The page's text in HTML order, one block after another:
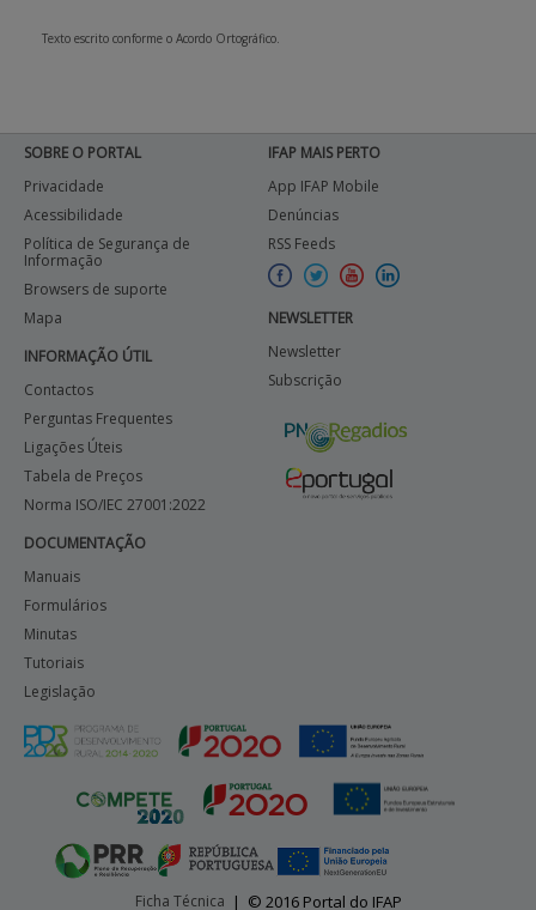
Texto escrito conforme o Acordo Ortográfico.
SOBRE O PORTAL
Privacidade
Acessibilidade
Política de Segurança de
Informação
Browsers de suporte
Mapa
INFORMAÇÃO ÚTIL
Contactos
Perguntas Frequentes
Ligações Úteis
Tabela de Preços
Norma ISO/IEC 27001:2022
DOCUMENTAÇÃO
Manuais
Formulários
Minutas
Tutoriais
Legislação
IFAP MAIS PERTO
App IFAP Mobile
Denúncias
RSS Feeds
NEWSLETTER
Newsletter
Subscrição
Ficha Técnica | © 2016 Portal do IFAP